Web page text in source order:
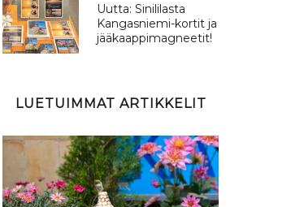
Uutta: Sinililasta
Kangasniemi-kortit ja
jääkaappimagneetit!
LUETUIMMAT ARTIKKELIT